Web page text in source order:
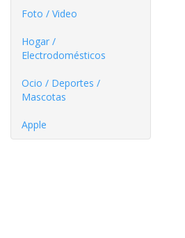
Foto / Video
Hogar /
Electrodomésticos
Ocio / Deportes /
Mascotas
Apple